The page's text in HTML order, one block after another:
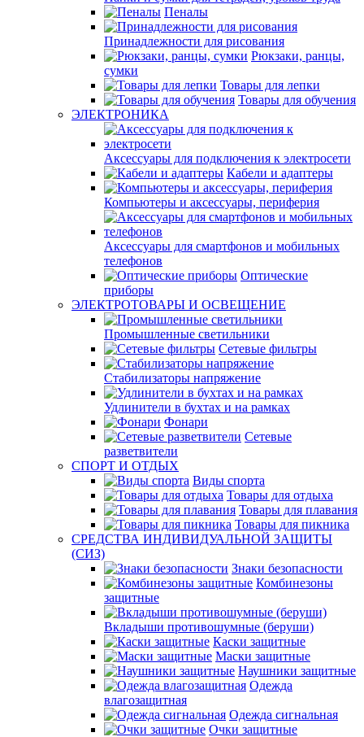
Пеналы
Принадлежности для рисования
Рюкзаки, ранцы,
сумки
Товары для лепки
Товары для обучения
ЭЛЕКТРОНИКА
Аксессуары для подключения к электросети
Кабели и адаптеры
Компьютеры и аксессуары, периферия
Аксессуары для смартфонов и мобильных
телефонов
Оптические
приборы
ЭЛЕКТРОТОВАРЫ И ОСВЕЩЕНИЕ
Промышленные светильники
Сетевые фильтры
Стабилизаторы напряжение
Удлинители в бухтах и на рамках
Фонари
Сетевые
разветвители
СПОРТ И ОТДЫХ
Виды спорта
Товары для отдыха
Товары для плавания
Товары для пикника
СРЕДСТВА ИНДИВИДУАЛЬНОЙ ЗАЩИТЫ
(СИЗ)
Знаки безопасности
Комбинезоны
защитные
Вкладыши противошумные (беруши)
Каски защитные
Маски защитные
Наушники защитные
Одежда
влагозащитная
Одежда сигнальная
Очки защитные